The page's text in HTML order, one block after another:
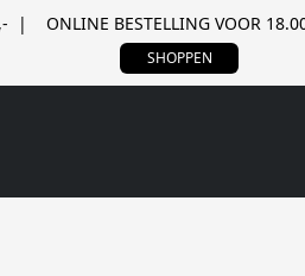
| ONLINE BESTELLING VOOR
SHOPPEN